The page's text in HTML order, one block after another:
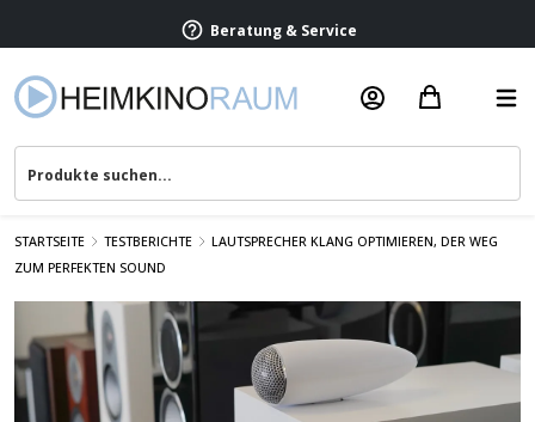
Beratung & Service
STARTSEITE TESTBERICHTE
LAUTSPRECHER KLANG OPTIMIEREN, DER WEG
ZUM PERFEKTEN SOUND